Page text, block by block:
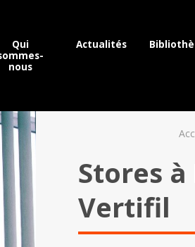
Qui
nous
Actualités
Stores
Vertifil